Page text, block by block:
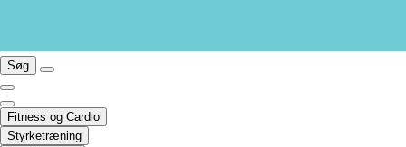
Søg
Fitness og Cardio
Styrketræning